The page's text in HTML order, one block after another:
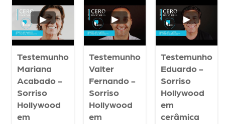
Who we are
Dental Treatments
Dental Tourism
Clinical Cases
Blog
Testemunho
Mariana
Acabado -
Sorriso
Hollywood
em
Testemunho
Valter
Fernando -
Sorriso
Hollywood
em
Testemunho
Eduardo -
Sorriso
Hollywood
em
cerâmica